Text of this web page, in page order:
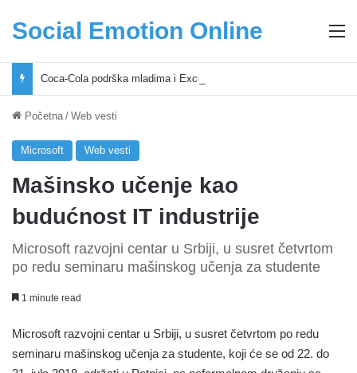
Social Emotion Online
Početna / Web vesti
Microsoft Web vesti
Mašinsko učenje kao
budućnost IT industrije
Microsoft razvojni centar u Srbiji, u susret četvrtom
po redu seminaru mašinskog učenja za studente
1 minute read
Microsoft razvojni centar u Srbiji, u susret četvrtom po redu
seminaru mašinskog učenja za studente, koji će se od 22. do